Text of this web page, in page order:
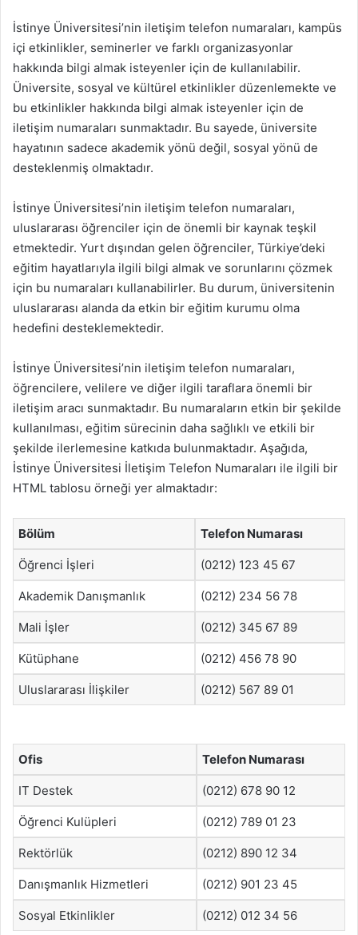
İstinye Üniversitesi’nin iletişim telefon numaraları, kampüs
içi etkinlikler, seminerler ve farklı organizasyonlar
hakkında bilgi almak isteyenler için de kullanılabilir.
Üniversite, sosyal ve kültürel etkinlikler düzenlemekte ve
bu etkinlikler hakkında bilgi almak isteyenler için de
iletişim numaraları sunmaktadır. Bu sayede, üniversite
hayatının sadece akademik yönü değil, sosyal yönü de
desteklenmiş olmaktadır.
İstinye Üniversitesi’nin iletişim telefon numaraları,
uluslararası öğrenciler için de önemli bir kaynak teşkil
etmektedir. Yurt dışından gelen öğrenciler, Türkiye’deki
eğitim hayatlarıyla ilgili bilgi almak ve sorunlarını çözmek
için bu numaraları kullanabilirler. Bu durum, üniversitenin
uluslararası alanda da etkin bir eğitim kurumu olma
hedefini desteklemektedir.
İstinye Üniversitesi’nin iletişim telefon numaraları,
öğrencilere, velilere ve diğer ilgili taraflara önemli bir
iletişim aracı sunmaktadır. Bu numaraların etkin bir şekilde
kullanılması, eğitim sürecinin daha sağlıklı ve etkili bir
şekilde ilerlemesine katkıda bulunmaktadır. Aşağıda,
İstinye Üniversitesi İletişim Telefon Numaraları ile ilgili bir
HTML tablosu örneği yer almaktadır:
Bölüm Telefon Numarası
Öğrenci İşleri (0212) 123 45 67
Akademik Danışmanlık (0212) 234 56 78
Mali İşler (0212) 345 67 89
Kütüphane (0212) 456 78 90
Uluslararası İlişkiler (0212) 567 89 01
Ofis Telefon Numarası
IT Destek (0212) 678 90 12
Öğrenci Kulüpleri (0212) 789 01 23
Rektörlük (0212) 890 12 34
Danışmanlık Hizmetleri (0212) 901 23 45
Sosyal Etkinlikler (0212) 012 34 56